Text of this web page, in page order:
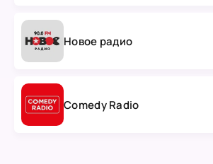
Новое радио
Comedy Radio